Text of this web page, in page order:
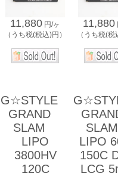
11,880 円/ヶ
（うち税(税込)円）
11,880
（うち税(
G☆STYLE
GRAND
SLAM
LIPO
3800HV
120C
LIPO
150C
LCG